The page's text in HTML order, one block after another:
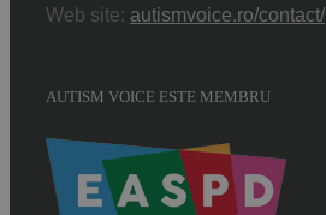
Web site: autismvoice.ro/contact/
AUTISM VOICE ESTE MEMBRU